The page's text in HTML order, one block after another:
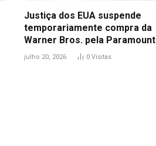
Justiça dos EUA suspende
temporariamente compra da
Warner Bros. pela Paramount
julho 20, 2026 0 Visitas